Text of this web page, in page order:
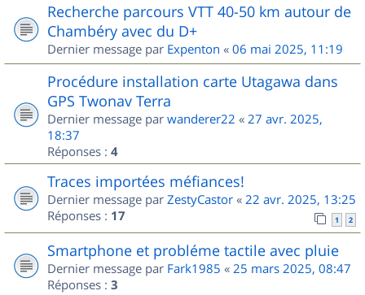
Recherche parcours VTT 40-50 km autour de
Chambéry avec du D+
Dernier message par Expenton « 06 mai 2025, 11:19
Procédure installation carte Utagawa dans
GPS Twonav Terra
Dernier message par wanderer22 « 27 avr. 2025,
18:37
Réponses : 4
Traces importées méfiances!
Dernier message par ZestyCastor « 22 avr. 2025, 13:25
Réponses : 17 1 2
Smartphone et probléme tactile avec pluie
Dernier message par Fark1985 « 25 mars 2025, 08:47
Réponses : 3